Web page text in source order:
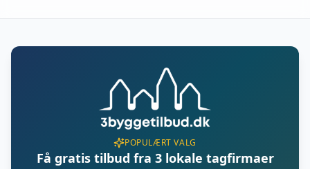
POPULÆRT VALG
Få gratis tilbud fra 3 lokale tagfirmaer